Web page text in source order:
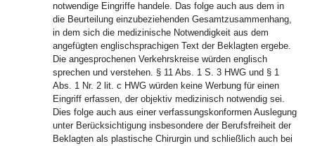
notwendige Eingriffe handele. Das folge auch aus dem in
die Beurteilung einzubeziehenden Gesamtzusammenhang,
in dem sich die medizinische Notwendigkeit aus dem
angefügten englischsprachigen Text der Beklagten ergebe.
Die angesprochenen Verkehrskreise würden englisch
sprechen und verstehen. § 11 Abs. 1 S. 3 HWG und § 1
Abs. 1 Nr. 2 lit. c HWG würden keine Werbung für einen
Eingriff erfassen, der objektiv medizinisch notwendig sei.
Dies folge auch aus einer verfassungskonformen Auslegung
unter Berücksichtigung insbesondere der Berufsfreiheit der
Beklagten als plastische Chirurgin und schließlich auch bei